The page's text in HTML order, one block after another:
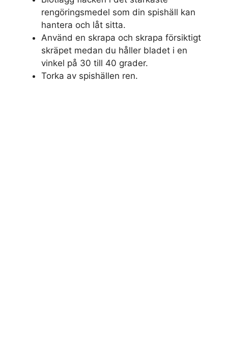
rengöringsmedel som din spishäll kan
hantera och låt sitta.
Använd en skrapa och skrapa försiktigt
skräpet medan du håller bladet i en
vinkel på 30 till 40 grader.
Torka av spishällen ren.